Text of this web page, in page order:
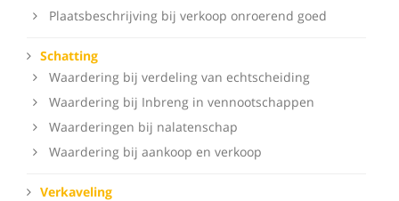
Plaatsbeschrijving bij verkoop onroerend goed
Schatting
Waardering bij verdeling van echtscheiding
Waardering bij Inbreng in vennootschappen
Waarderingen bij nalatenschap
Waardering bij aankoop en verkoop
Verkaveling